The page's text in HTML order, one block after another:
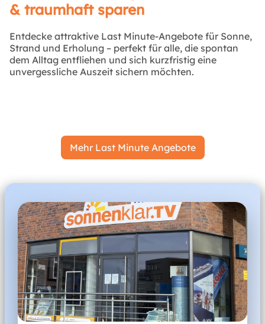
& traumhaft sparen
Entdecke attraktive Last Minute-Angebote für Sonne,
Strand und Erholung – perfekt für alle, die spontan
dem Alltag entfliehen und sich kurzfristig eine
unvergessliche Auszeit sichern möchten.
Mehr Last Minute Angebote
Öffnungszeiten
Unser Team
Michael Kühl
Inhaber